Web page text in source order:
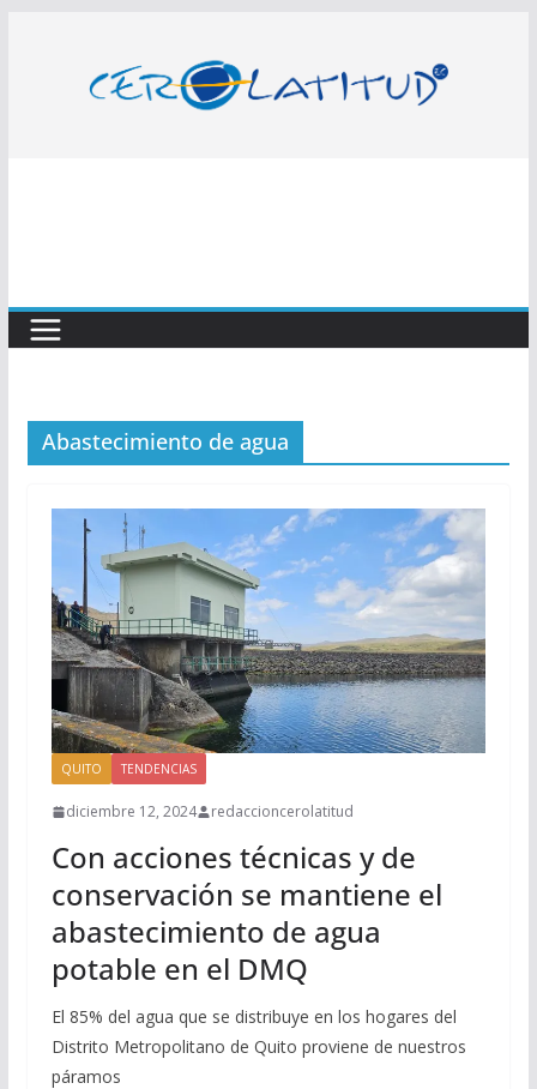
contenido
Abastecimiento de agua
QUITO TENDENCIAS
diciembre 12, 2024 redaccioncerolatitud
Con acciones técnicas y de
conservación se mantiene el
abastecimiento de agua
potable en el DMQ
El 85% del agua que se distribuye en los hogares del
Distrito Metropolitano de Quito proviene de nuestros
páramos